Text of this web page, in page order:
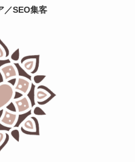
／SEO集客